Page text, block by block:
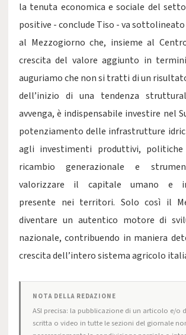
la tenuta economica e sociale del
positive - conclude Tiso - va
al Mezzogiorno che, insieme al
crescita del valore aggiunto in
auguriamo che non si tratti di un
dell’inizio di una tendenza
avvenga, è indispensabile investire nel
potenziamento delle infrastrutture
agli investimenti produttivi,
ricambio generazionale e
valorizzare il capitale umano e
presente nei territori. Solo così il
diventare un autentico motore di
nazionale, contribuendo in maniera
crescita dell’intero sistema agricolo
NOTA DELLA REDAZIONE
ASI precisa: la pubblicazione di un articolo e/o
scritta o video in tutte le sezioni del giornale